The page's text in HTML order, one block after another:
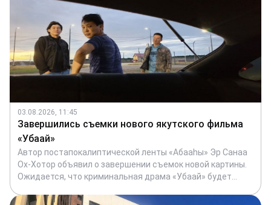
03.08.2026, 11:45
Завершились съемки нового якутского фильма
«Убаай»
Автор постапокалиптической ленты «Абааhы» Эр Санаа
Ох-Хотор объявил о завершении съемок новой картины.
Ожидается, что криминальная драма «Убаай» будет
сообщили в кинокомпании «Сахафильм».